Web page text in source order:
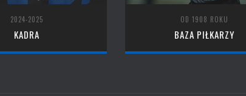
2024-2025
KADRA
OD 1908 ROKU
BAZA PIŁKARZY